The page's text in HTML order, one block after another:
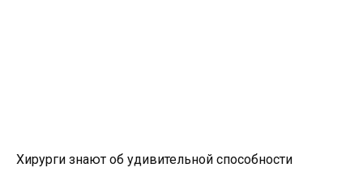
Хирурги знают об удивительной способности